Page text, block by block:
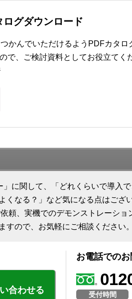
グダウンロード
かんでいただけるようPDFカタロ
で、ご検討資料としてお役立てく
」に関して、「どれくらいで導入で
くなる？」など気になる点はござ
頼、実機でのデモンストレーショ
すので、お気軽にご相談ください。
合わせる
お電話での
受付時間